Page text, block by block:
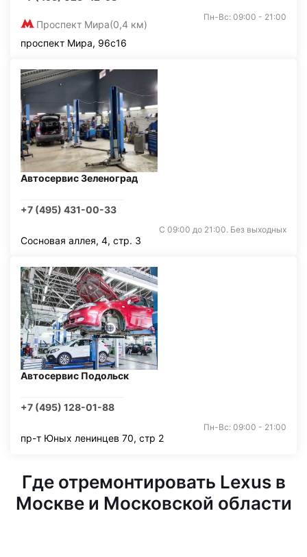
Проспект Мира(0,4 км)
Пн-Вс: 09:00 - 21:00
проспект Мира, 96с16
Автосервис Зеленоград
+7 (495) 431-00-33
С 09:00 до 21:00. Без выходных
Сосновая аллея, 4, стр. 3
Автосервис Подольск
+7 (495) 128-01-88
Пн-Вс: 09:00 - 21:00
пр-т Юных ленинцев 70, стр 2
Где отремонтировать Lexus в
Москве и Московской области